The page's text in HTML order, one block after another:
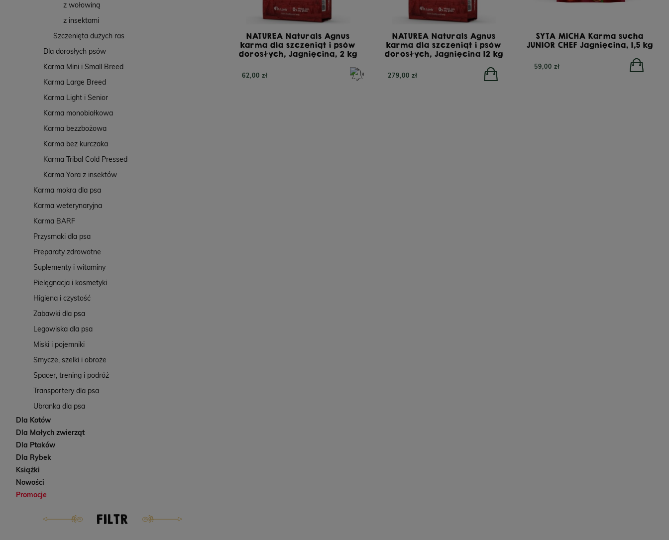
z wołowiną
z insektami
Szczenięta dużych ras
Dla dorosłych psów
Karma Mini i Small Breed
Karma Large Breed
Karma Light i Senior
Karma monobiałkowa
Karma bezzbożowa
Karma bez kurczaka
Karma Tribal Cold Pressed
Karma Yora z insektów
Karma mokra dla psa
Karma weterynaryjna
Karma BARF
Przysmaki dla psa
Preparaty zdrowotne
Suplementy i witaminy
Pielęgnacja i kosmetyki
Higiena i czystość
Zabawki dla psa
Legowiska dla psa
Miski i pojemniki
Smycze, szelki i obroże
Spacer, trening i podróż
Transportery dla psa
Ubranka dla psa
Dla Kotów
Dla Małych zwierząt
Dla Ptaków
Dla Rybek
Książki
Nowości
Promocje
FILTR
NATUREA Naturals Agnus
karma dla szczeniąt i psów
dorosłych, Jagnięcina, 2 kg
62,00 zł
NATUREA Naturals Agnus
karma dla szczeniąt i psów
dorosłych, Jagnięcina 12 kg
279,00 zł
SYTA MICHA Karma sucha
JUNIOR CHEF Jagnięcina, 1,5 kg
59,00 zł